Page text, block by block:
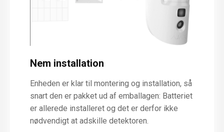
Nem installation
Enheden er klar til montering og installation, så
snart den er pakket ud af emballagen: Batteriet
er allerede installeret og det er derfor ikke
nødvendigt at adskille detektoren.